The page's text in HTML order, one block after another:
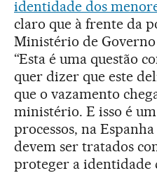
identidade dos
claro que à frente da
Ministério de Governo
“Esta é uma questão
quer dizer que este
que o vazamento
ministério. E isso é
processos, na
devem ser tratados
proteger a identidade